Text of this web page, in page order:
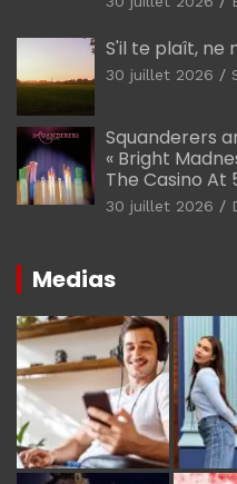
S'il te plaît, ne
30 juillet 2026
Squanderers
« Bright
The Casino At
30 juillet 2026
Medias